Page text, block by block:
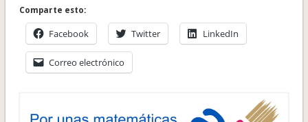
Comparte esto:
Facebook Twitter LinkedIn
Correo electrónico